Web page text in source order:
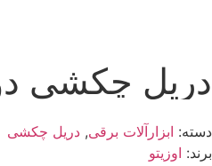
دسته: ابزارآلات برقی, دریل چکشی
برند: اوزیتو